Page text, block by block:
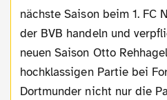
nächste Saison beim 1. FC
der BVB handeln und
neuen Saison Otto
hochklassigen Partie bei
Dortmunder nicht nur die